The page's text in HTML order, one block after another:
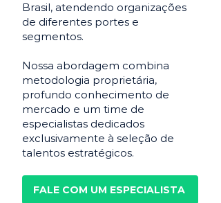
Brasil, atendendo organizações
de diferentes portes e
segmentos.
Nossa abordagem combina
metodologia proprietária,
profundo conhecimento de
mercado e um time de
especialistas dedicados
exclusivamente à seleção de
talentos estratégicos.
FALE COM UM ESPECIALISTA